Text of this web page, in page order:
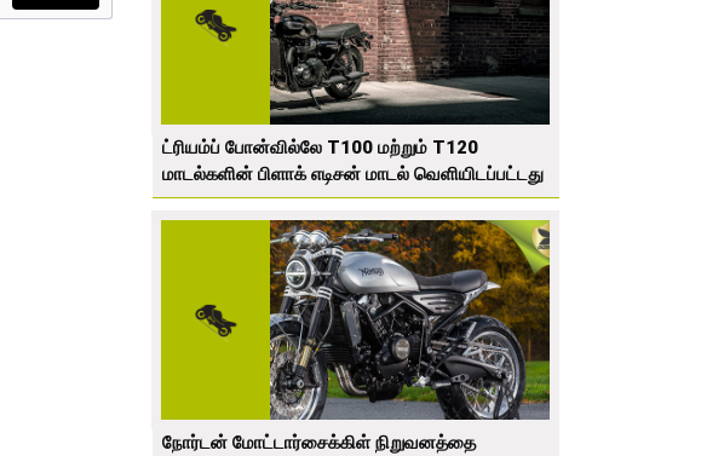
ட்ரியம்ப் போன்வில்லே T100 மற்றும் T120
மாடல்களின் பிளாக் எடிசன் மாடல் வெளியிடப்பட்டது
நோர்டன் மோட்டார்சைக்கிள் நிறுவனத்தை